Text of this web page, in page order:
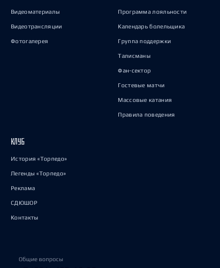
Видеоматериалы
Видеотрансляции
Фотогалерея
Программа лояльности
Календарь болельщика
Группа поддержки
Талисманы
Фан-сектор
Гостевые матчи
Массовые катания
Правила поведения
КЛУБ
История «Торпедо»
Легенды «Торпедо»
Реклама
СДЮШОР
Контакты
Общие вопросы